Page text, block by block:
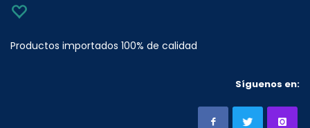
Productos importados 100% de calidad
Síguenos en: